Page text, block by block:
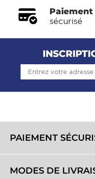
Paiement
sécurisé
PAIEMENT
MODES DE